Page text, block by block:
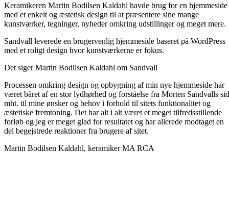
Keramikeren Martin Bodilsen Kaldahl havde brug for en hjemmeside
med et enkelt og æstetisk design til at præsentere sine mange
kunstværker, tegninger, nyheder omkring udstillinger og meget mere.
Sandvall leverede en brugervenlig hjemmeside baseret på WordPress
med et roligt design hvor kunstværkerne er fokus.
Det siger Martin Bodilsen Kaldahl om Sandvall
Processen omkring design og opbygning af min nye hjemmeside har
været båret af en stor lydhørhed og forståelse fra Morten Sandvalls
mht. til mine ønsker og behov i forhold til sitets funktionalitet og
æstetiske fremtoning. Det har alt i alt været et meget tilfredsstillende
forløb og jeg er meget glad for resultatet og har allerede modtaget en
del begejstrede reaktioner fra brugere af sitet.
Martin Bodilsen Kaldahl, keramiker MA RCA